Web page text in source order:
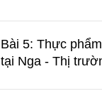
Bài 5: Thực
tại Nga - Thị